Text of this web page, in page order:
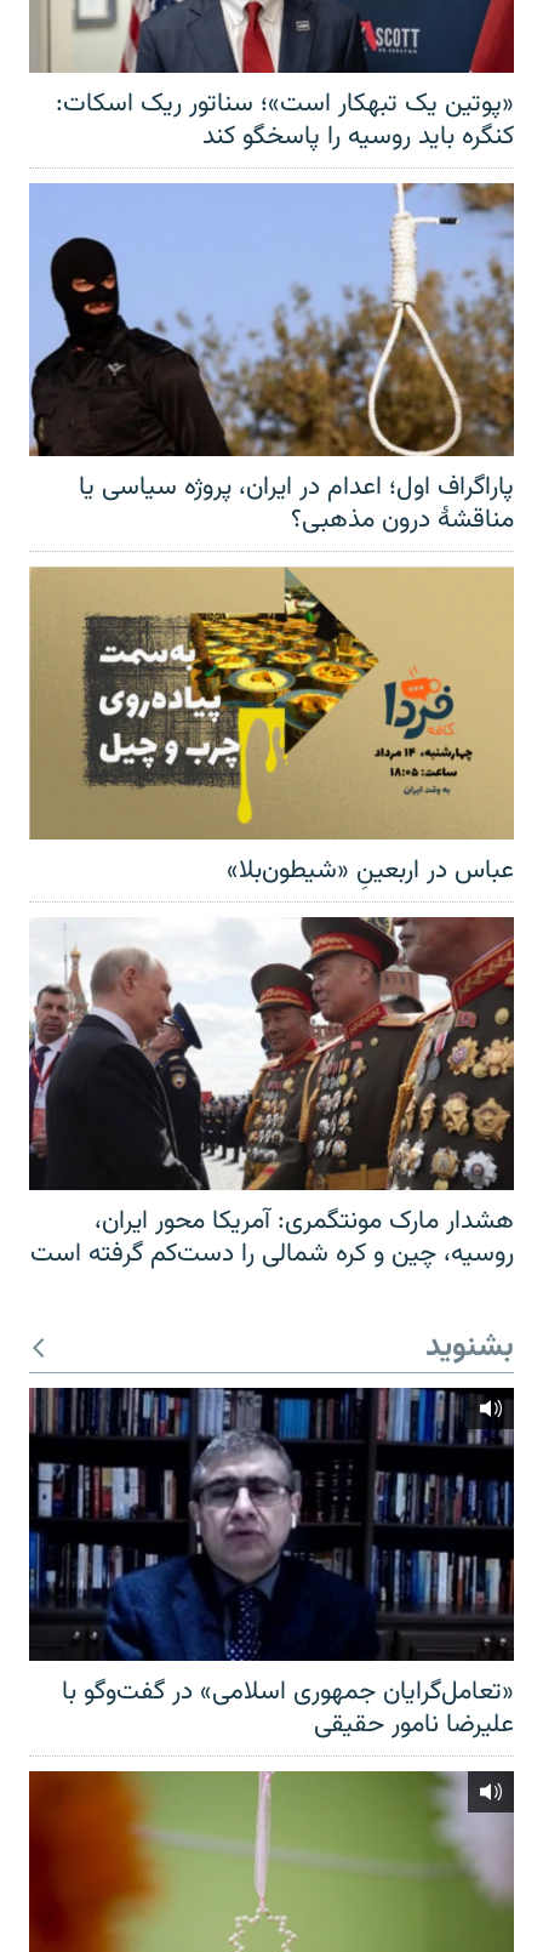
«پوتین یک تبهکار است»؛ سناتور ریک اسکات:
کنگره باید روسیه را پاسخگو کند
پاراگراف اول؛ اعدام در ایران، پروژه سیاسی یا
مناقشهٔ درون مذهبی؟
عباس در اربعینِ «شیطون‌بلا»
هشدار مارک مونتگمری: آمریکا محور ایران،
روسیه، چین و کره شمالی را دست‌کم گرفته است
بشنوید
«تعامل‌گرایان جمهوری اسلامی» در گفت‌وگو با
علیرضا نامور حقیقی